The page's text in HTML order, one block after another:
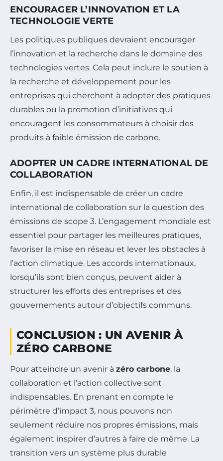
ENCOURAGER L’INNOVATION ET LA
TECHNOLOGIE VERTE
Les politiques publiques devraient encourager
l’innovation et la recherche dans le domaine des
technologies vertes. Cela peut inclure le soutien à
la recherche et développement pour les
entreprises qui cherchent à adopter des pratiques
durables ou la promotion d’initiatives qui
encouragent les consommateurs à choisir des
produits à faible émission de carbone.
ADOPTER UN CADRE INTERNATIONAL DE
COLLABORATION
Enfin, il est indispensable de créer un cadre
international de collaboration sur la question des
émissions de scope 3. L’engagement mondiale est
essentiel pour partager les meilleures pratiques,
favoriser la mise en réseau et lever les obstacles à
l’action climatique. Les accords internationaux,
lorsqu’ils sont bien conçus, peuvent aider à
structurer les efforts des entreprises et des
gouvernements autour d’objectifs communs.
CONCLUSION : UN AVENIR À
ZÉRO CARBONE
Pour atteindre un avenir à zéro carbone, la
collaboration et l’action collective sont
indispensables. En prenant en compte le
périmètre d’impact 3, nous pouvons non
seulement réduire nos propres émissions, mais
également inspirer d’autres à faire de même. La
transition vers un système plus durable